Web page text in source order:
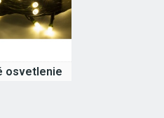
osvetlenie